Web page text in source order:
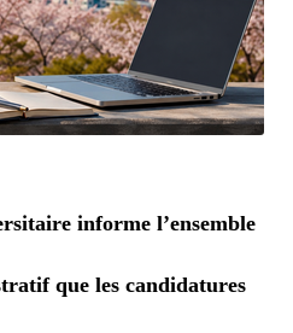
informe l’ensemble
que les candidatures